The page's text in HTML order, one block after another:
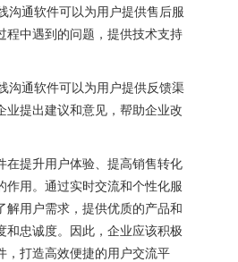
通软件可以为用户提供售后服
程中遇到的问题，提供技术支持
通软件可以为用户提供反馈渠
业提出建议和意见，帮助企业改
提升用户体验、提高销售转化
作用。通过实时交流和个性化服
解用户需求，提供优质的产品和
和忠诚度。因此，企业应该积极
，打造高效便捷的用户交流平